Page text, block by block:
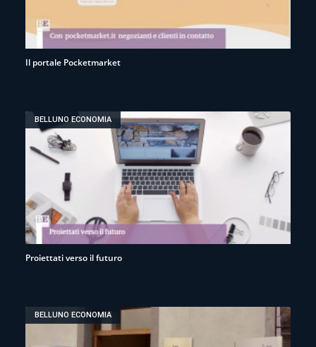
Il portale Pocketmarket
BELLUNO ECONOMIA
Proiettati verso il futuro
BELLUNO ECONOMIA